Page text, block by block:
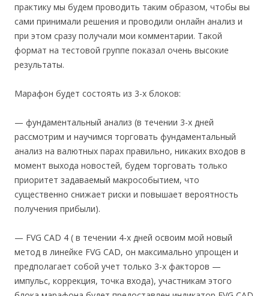
практику мы будем проводить таким образом, чтобы вы
сами принимали решения и проводили онлайн анализ и
при этом сразу получали мои комментарии. Такой
формат на тестовой группе показал очень высокие
результаты.
Марафон будет состоять из 3-х блоков:
— фундаментальный анализ (в течении 3-х дней
рассмотрим и научимся торговать фундаментальный
анализ на валютных парах правильно, никаких входов в
момент выхода новостей, будем торговать только
приоритет задаваемый макрособытием, что
существенно снижает риски и повышает вероятность
получения прибыли).
— FVG CAD 4 ( в течении 4-х дней освоим мой новый
метод в линейке FVG CAD, он максимально упрощен и
предполагает собой учет только 3-х факторов —
импульс, коррекция, точка входа), участникам этого